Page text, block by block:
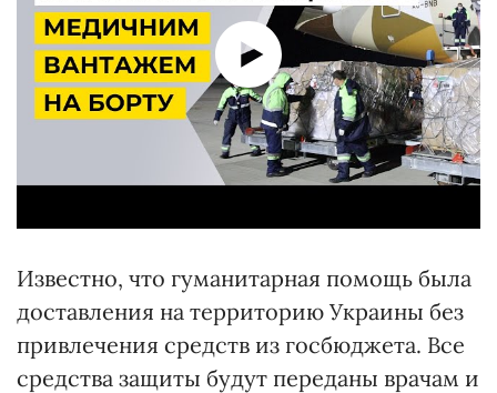
Известно, что гуманитарная помощь была
доставления на территорию Украины без
привлечения средств из госбюджета. Все
средства защиты будут переданы врачам и